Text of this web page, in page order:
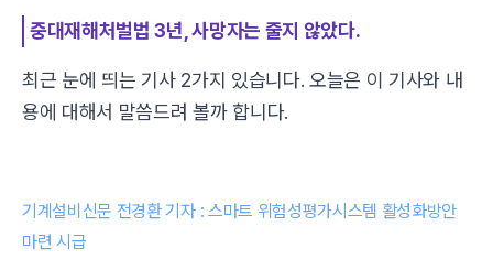
중대재해처벌법 3년, 사망자는 줄지 않았다.
최근 눈에 띄는 기사 2가지 있습니다. 오늘은 이 기사와 내
용에 대해서 말씀드려 볼까 합니다.
기계설비신문 전경환 기자 : 스마트 위험성평가시스템 활성화방안
마련 시급